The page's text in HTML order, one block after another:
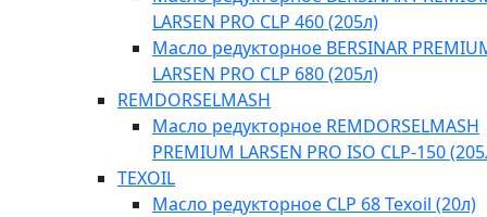
LARSEN PRO CLP 460 (205л)
Масло редукторное BERSINAR
LARSEN PRO CLP 680 (205л)
REMDORSELMASH
Масло редукторное REMDORSELMASH
PREMIUM LARSEN PRO ISO CLP-150
TEXOIL
Масло редукторное CLP 68 Texoil (20л)